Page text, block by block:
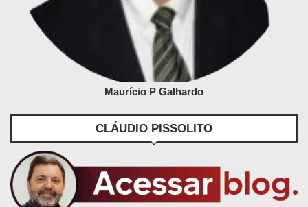
Maurício P Galhardo
CLÁUDIO PISSOLITO